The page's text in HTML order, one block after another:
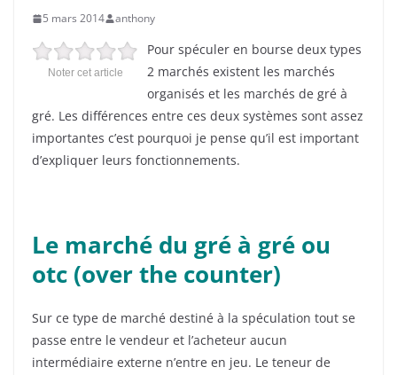
5 mars 2014 anthony
Noter cet article
Pour spéculer en bourse deux types
2 marchés existent les marchés
organisés et les marchés de gré à
gré. Les différences entre ces deux systèmes sont assez
importantes c’est pourquoi je pense qu’il est important
d’expliquer leurs fonctionnements.
Le marché du gré à gré ou
otc (over the counter)
Sur ce type de marché destiné à la spéculation tout se
passe entre le vendeur et l’acheteur aucun
intermédiaire externe n’entre en jeu. Le teneur de